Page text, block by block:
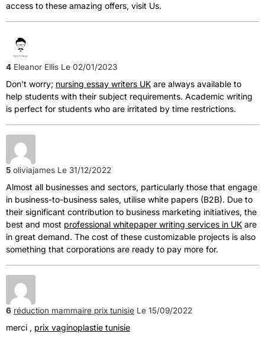
access to these amazing offers, visit Us.
4 Eleanor Ellis Le 02/01/2023
Don't worry; nursing essay writers UK are always available to
help students with their subject requirements. Academic writing
is perfect for students who are irritated by time restrictions.
5 oliviajames Le 31/12/2022
Almost all businesses and sectors, particularly those that engage
in business-to-business sales, utilise white papers (B2B). Due to
their significant contribution to business marketing initiatives, the
best and most professional whitepaper writing services in UK are
in great demand. The cost of these customizable projects is also
something that corporations are ready to pay more for.
6 réduction mammaire prix tunisie Le 15/09/2022
merci , prix vaginoplastie tunisie